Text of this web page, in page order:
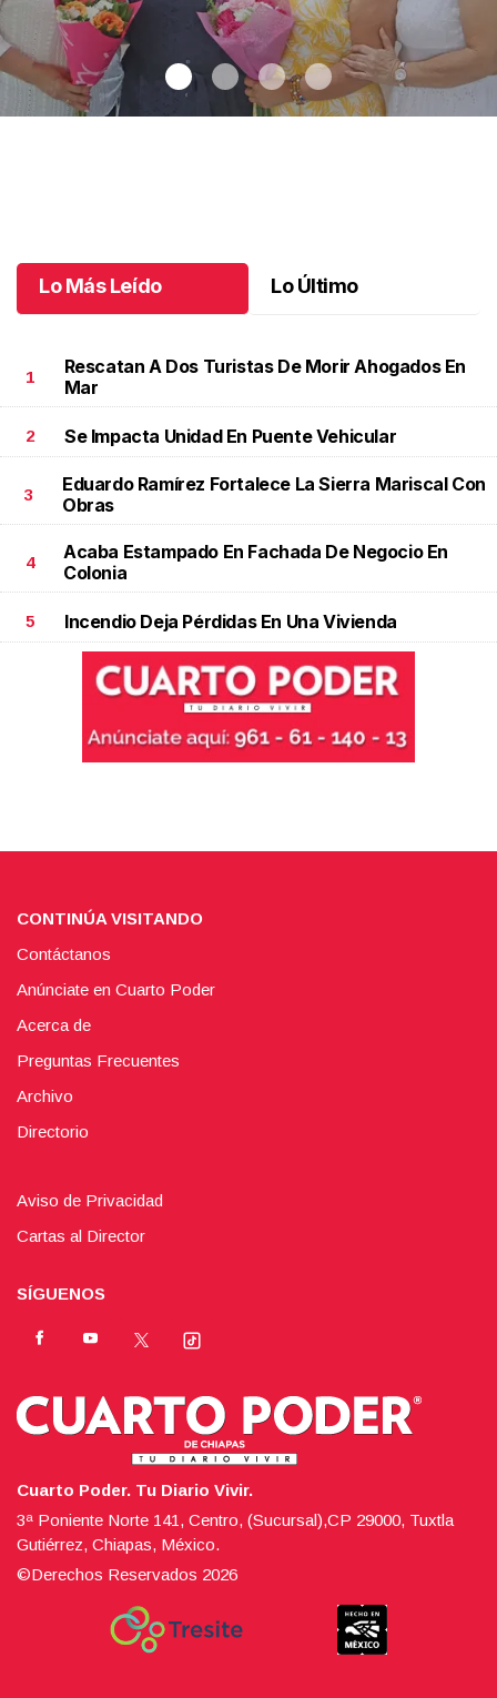
Lo Más Leído Lo Último
1
Rescatan A Dos Turistas De Morir Ahogados En
Mar
2 Se Impacta Unidad En Puente Vehicular
3
Eduardo Ramírez Fortalece La Sierra Mariscal Con
Obras
4
Acaba Estampado En Fachada De Negocio En
Colonia
5 Incendio Deja Pérdidas En Una Vivienda
CONTINÚA VISITANDO
Contáctanos
Anúnciate en Cuarto Poder
Acerca de
Preguntas Frecuentes
Archivo
Directorio
Aviso de Privacidad
Cartas al Director
SÍGUENOS
Cuarto Poder. Tu Diario Vivir.
3ª Poniente Norte 141, Centro, (Sucursal),CP 29000, Tuxtla
Gutiérrez, Chiapas, México.
©Derechos Reservados 2026